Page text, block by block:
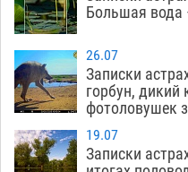
Большая вода
26.07
Записки
горбун, дикий
фотоловушек
19.07
Записки